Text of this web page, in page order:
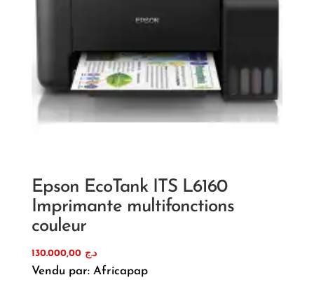
Epson EcoTank ITS L6160
Imprimante multifonctions
couleur
د.ج 130.000,00
Vendu par: Africapap